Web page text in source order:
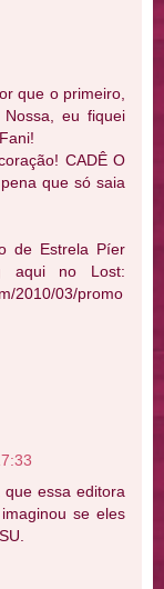
que o primeiro,
eu fiquei
CADÊ O
que só saia
de Estrela Píer
aqui no Lost:
2010/03/promo
essa editora
se eles